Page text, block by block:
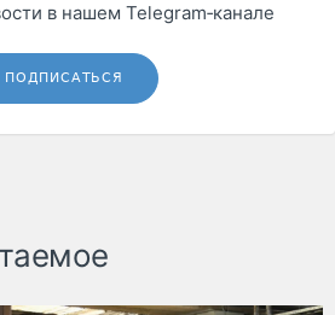
в нашем Telegram‑канале
ПОДПИСАТЬСЯ